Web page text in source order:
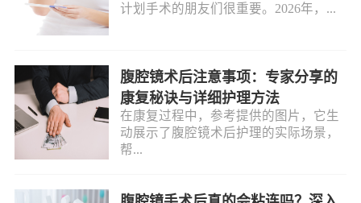
计划手术的朋友们很重要。2026年，...
腹腔镜术后注意事项：专家分享的
康复秘诀与详细护理方法
在康复过程中，参考提供的图片，它生
动展示了腹腔镜术后护理的实际场景，
帮...